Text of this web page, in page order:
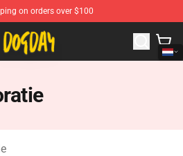
on orders over $100
DogDay Merchandise Shop